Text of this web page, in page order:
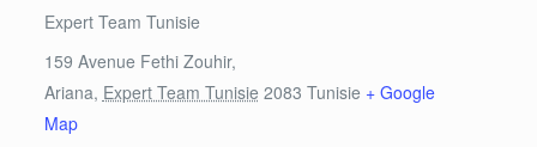
Expert Team Tunisie
159 Avenue Fethi Zouhir,
Ariana, Expert Team Tunisie 2083 Tunisie + Google
Map